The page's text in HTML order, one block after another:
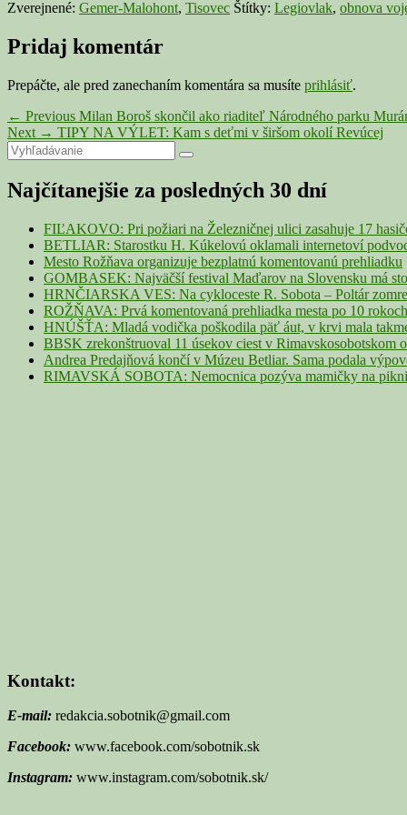
Zverejnené: Gemer-Malohont, Tisovec Štítky: Legiovlak, obnova
Pridaj komentár
Prepáčte, ale pred zanechaním komentára sa musíte prihlásiť.
Navigácia
v
článku
← Previous Previous
post:
Milan Boroš skončil ako riaditeľ Národného parku
Next → Next
post:
TIPY NA VÝLET: Kam s deťmi v širšom okolí Revúcej
Primary
Sidebar
Widget
Area
Search
for:
Search
Najčítanejšie za posledných 30 dní
FIĽAKOVO: Pri požiari na Železničnej ulici zasahuje 17
BETLIAR: Starostku H. Kúkelovú oklamali internetoví
Mesto Rožňava organizuje bezplatnú komentovanú prehliadku
GOMBASEK: Najväčší festival Maďarov na Slovensku má
HRNČIARSKA VES: Na cykloceste R. Sobota – Poltár
ROŽŇAVA: Prvá komentovaná prehliadka mesta po 10
HNÚŠŤA: Mladá vodička poškodila päť áut, v krvi mala
BBSK zrekonštruoval 11 úsekov ciest v
Andrea Predajňová končí v Múzeu Betliar. Sama podala
RIMAVSKÁ SOBOTA: Nemocnica pozýva mamičky na
Kontakt:
E-mail: redakcia.sobotnik@gmail.com
Facebook: www.facebook.com/sobotnik.sk
Instagram: www.instagram.com/sobotnik.sk/